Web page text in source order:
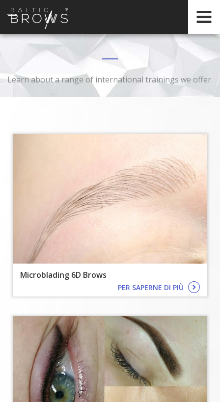
IT
CERTIFICATION
Learn about a range of international trainings we offer.
Microblading 6D Brows
PER SAPERNE DI PIÙ